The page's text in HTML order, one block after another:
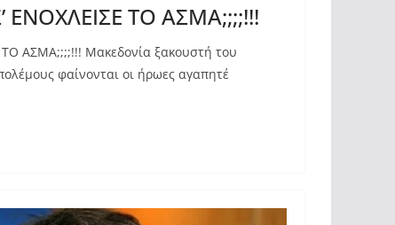
ΤΟ ΑΣΜΑ;;;;!!!
ΑΣΜΑ;;;;!!! Μακεδονία ξακουστή του
φαίνονται οι ήρωες αγαπητέ